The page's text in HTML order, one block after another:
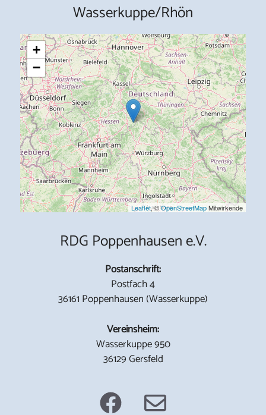
Wasserkuppe/Rhön
+
−
Leaflet, ©OpenStreetMapMitwirkende
RDG Poppenhausen e.V.
Postanschrift:
Postfach 4
36161 Poppenhausen (Wasserkuppe)
Vereinsheim:
Wasserkuppe 950
36129 Gersfeld